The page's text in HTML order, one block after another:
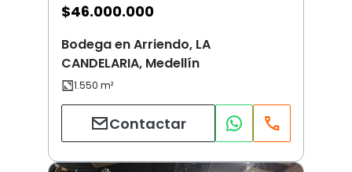
$46.000.000
Bodega en Arriendo, LA
CANDELARIA, Medellín
Contactar